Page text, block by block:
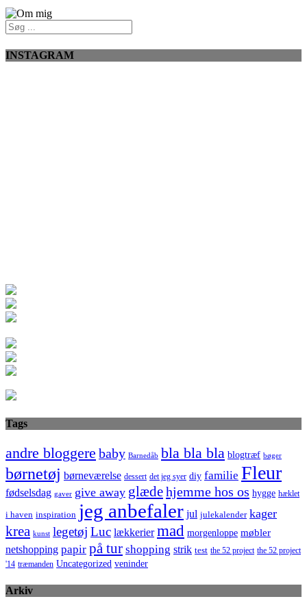
INSTAGRAM
Tags
andre bloggere baby Barnedåb bla bla bla blogtræf bøger
børnetøj børneværelse dessert det jeg syer diy familie Fleur
fødselsdag gaver give away glædehjemme hos os hygge hæklet
i haven inspiration jeg anbefaler jul julekalender kager
krea kunst legetøj Luc lækkerier mad morgenloppe møbler
netshopping papir på tur shopping strik test the 52 project the 52 project
'14 træmanden Uncategorized veninder
Arkiv